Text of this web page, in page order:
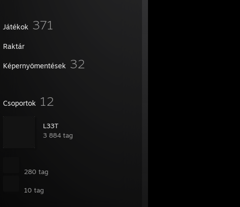
Játékok 371
Raktár
Képernyőmentések 32
Csoportok 12
L33T
3 884 tag
280 tag
10 tag